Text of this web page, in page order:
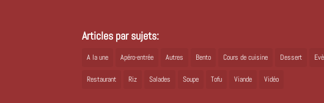
Articles par sujets:
A la une Apéro-entrée Autres Bento Cours de cuisine Dessert
Restaurant Riz Salades Soupe Tofu Viande Vidéo